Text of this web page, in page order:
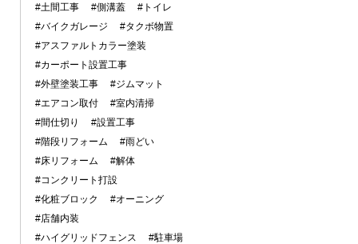
#土間工事
#側溝蓋
#トイレ
#バイクガレージ
#タクボ物置
#アスファルトカラー塗装
#カーポート設置工事
#外壁塗装工事
#ジムマット
#エアコン取付
#室内清掃
#間仕切り
#設置工事
#階段リフォーム
#雨どい
#床リフォーム
#解体
#コンクリート打設
#化粧ブロック
#オーニング
#店舗内装
#ハイグリッドフェンス
#駐車場